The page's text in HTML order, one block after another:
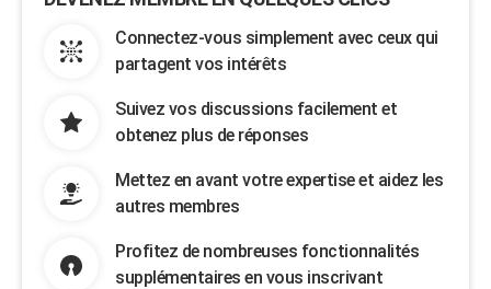
Connectez-vous simplement avec ceux qui
partagent vos intérêts
Suivez vos discussions facilement et
obtenez plus de réponses
Mettez en avant votre expertise et aidez les
autres membres
Profitez de nombreuses fonctionnalités
supplémentaires en vous inscrivant